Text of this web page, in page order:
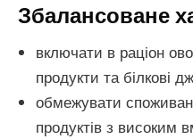
Збалансоване
включати в раціон
продукти та білкові
обмежувати
продуктів з високим